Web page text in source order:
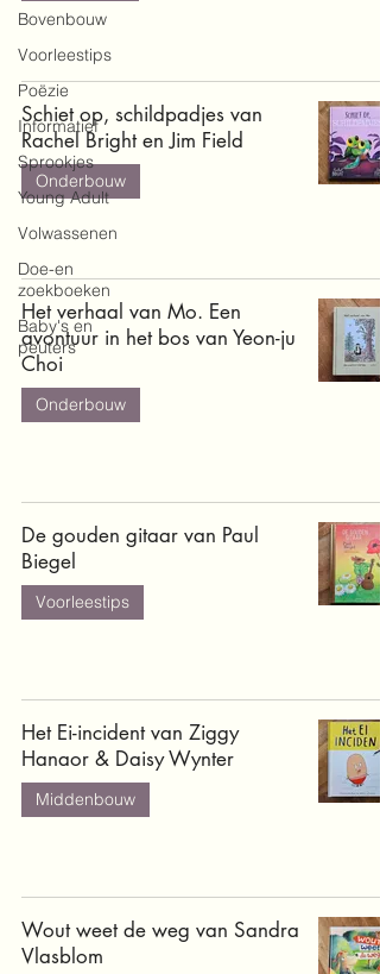
Bovenbouw
Voorleestips
Poëzie
Informatief
Sprookjes
Young Adult
Volwassenen
Doe-en
zoekboeken
Baby's en
peuters
Schiet op, schildpadjes van
Rachel Bright en Jim Field
Onderbouw
Het verhaal van Mo. Een
avontuur in het bos van Yeon-ju
Choi
Onderbouw
De gouden gitaar van Paul
Biegel
Voorleestips
Het Ei-incident van Ziggy
Hanaor & Daisy Wynter
Middenbouw
Wout weet de weg van Sandra
Vlasblom